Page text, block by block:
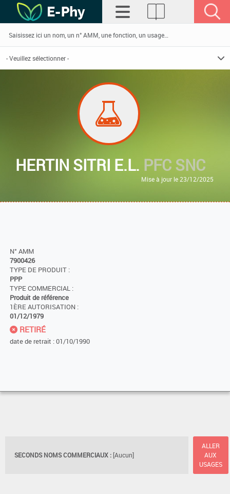
HERTIN SITRI E.L. PFC SNC
Mise à jour le 23/12/2025
N° AMM
7900426
TYPE DE PRODUIT :
PPP
TYPE COMMERCIAL :
Produit de référence
1ÈRE AUTORISATION :
01/12/1979
RETIRÉ
date de retrait : 01/10/1990
SECONDS NOMS COMMERCIAUX : [Aucun]
ALLER
AUX
USAGES